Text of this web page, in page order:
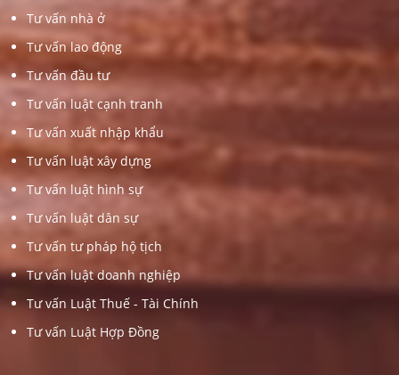
Tư vấn nhà ở
Tư vấn lao động
Tư vấn đầu tư
Tư vấn luật cạnh tranh
Tư vấn xuất nhập khẩu
Tư vấn luật xây dựng
Tư vấn luật hình sự
Tư vấn luật dân sự
Tư vấn tư pháp hộ tịch
Tư vấn luật doanh nghiệp
Tư vấn Luật Thuế - Tài Chính
Tư vấn Luật Hợp Đồng